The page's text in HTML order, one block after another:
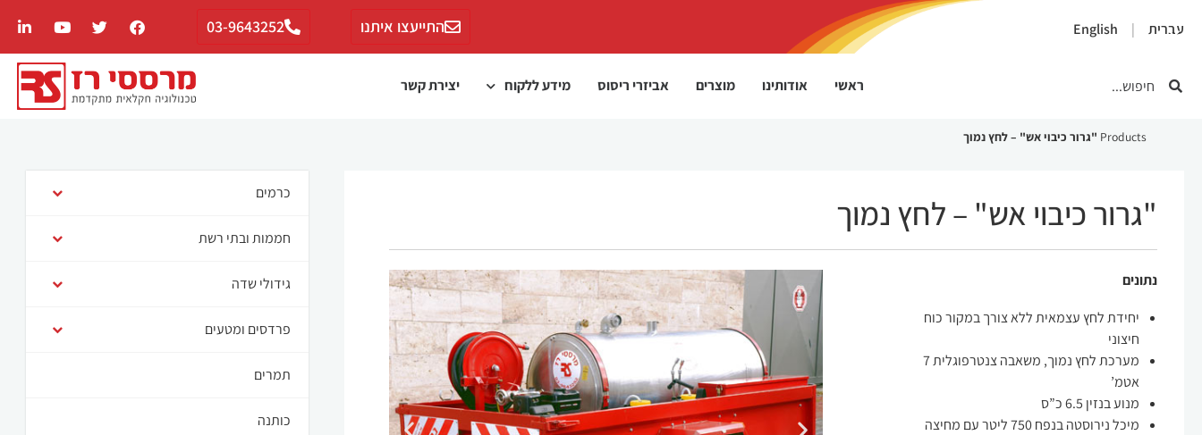
עברית English התייעצו איתנו 03-9643252
ראשי אודותינו מוצרים אביזרי ריסוס מידע ללקוח יצירת קשר
Products "גרור כיבוי אש" – לחץ נמוך
"גרור כיבוי אש" – לחץ נמוך
נתונים
יחידת לחץ עצמאית ללא צורך במקור כוח
חיצוני
מערכת לחץ נמוך, משאבה צנטרפוגלית 7
אטמ’
מנוע בנזין 6.5 כ”ס
מיכל נירוסטה בנפח 750 ליטר עם מחיצה
כרמים
חממות ובתי רשת
גידולי שדה
פרדסים ומטעים
תמרים
כותנה
×